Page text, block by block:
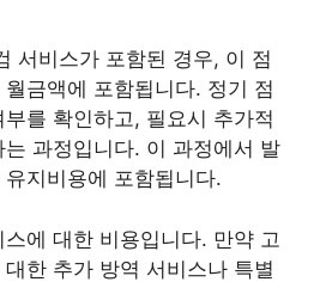
서비스가 포함된 경우, 이 점
금액에 포함됩니다. 정기 점
를 확인하고, 필요시 추가적
과정입니다. 이 과정에서 발
지비용에 포함됩니다.
에 대한 비용입니다. 만약 고
한 추가 방역 서비스나 특별